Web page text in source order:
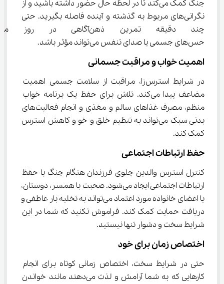
جنگ کمک می‌کند تا در لحظه حال حضور داشته باشید و از
نگرانی‌های مربوط به گذشته و آینده فاصله بگیرید. حتی
چند دقیقه تمرین ذهن‌آگاهی
حس‌های جسمی یا صدای تنفس می‌تواند مؤثر باشد.
اهمیت خواب و مراقبت جسمانی
در شرایط استرس‌زا، مراقبت از سلامت جسمی اهمیت
مضاعف پیدا می‌کند. تلاش برای حفظ یک برنامه خواب
منظم، مصرف غذاهای سالم و مغذی و انجام فعالیت‌های
بدنی سبک می‌تواند به تنظیم خلق و خو و کاهش استرس
کمک کند.
حفظ ارتباطات اجتماعی
کنترل استرس والدین جلوی فرزندان هنگام جنگ با حفظ
ارتباطات اجتماعی ایجاد می‌شود. صحبت با همسر، دوستان،
یا اعضای خانواده مورد اعتماد می‌تواند به تخلیه بار عاطفی و
دریافت حمایت کمک کند. فراموش نکنید که شما در این
شرایط سخت و دشوار تنها نیستید.
اختصاص زمان برای خود
حتی در شرایط سخت، اختصاص زمانی کوتاه برای انجام
کارهایی که به شما آرامش و لذت می‌دهند مانند خواندن